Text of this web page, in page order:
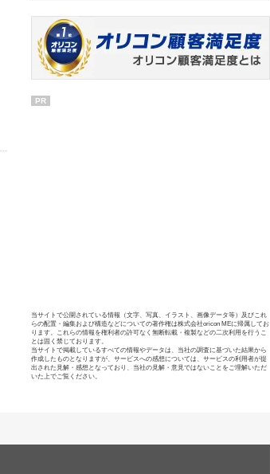
PR
当サイトで公開されている情報（文字、写真、イラスト、画像データ等）及びこれ
らの配置・編集および構造などについての著作権は株式会社oricon MEに帰属してお
ります。これらの情報を権利者の許可なく無断転載・複製などの二次利用を行うこ
とは固く禁じております。
当サイトで掲載しているすべての情報やデータは、当社の調査に基づいた結果から
作成したものとなりますが、サービスへの感想については、サービスの利用者が提
出された見解・感想となっており、当社の見解・意見ではないことをご理解いただ
いた上でご覧ください。